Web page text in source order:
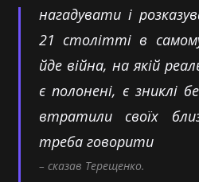
нагадувати і
21 столітті в
йде війна, на якій
є полонені, є зниклі
втратили своїх
треба говорити
– сказав Терещенко.